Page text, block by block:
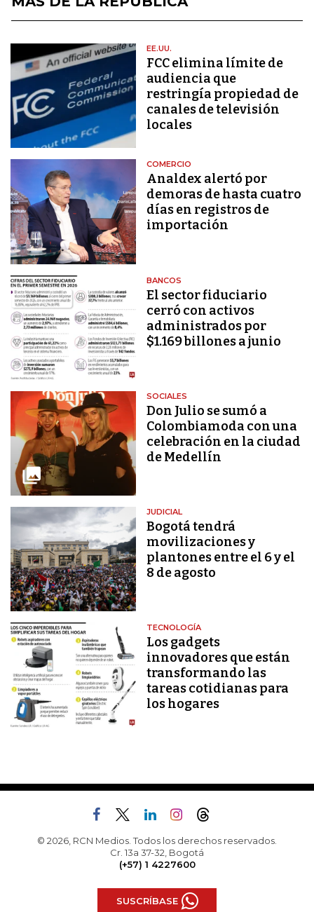
EE.UU.
FCC elimina límite de
audiencia que
restringía propiedad de
canales de televisión
locales
COMERCIO
Analdex alertó por
demoras de hasta cuatro
días en registros de
importación
BANCOS
El sector fiduciario
cerró con activos
administrados por
$1.169 billones a junio
SOCIALES
Don Julio se sumó a
Colombiamoda con una
celebración en la ciudad
de Medellín
JUDICIAL
Bogotá tendrá
movilizaciones y
plantones entre el 6 y el
8 de agosto
TECNOLOGÍA
Los gadgets
innovadores que están
transformando las
tareas cotidianas para
los hogares
© 2026, RCN Medios. Todos los derechos reservados.
Cr. 13a 37-32, Bogotá
(+57) 1 4227600
SUSCRÍBASE